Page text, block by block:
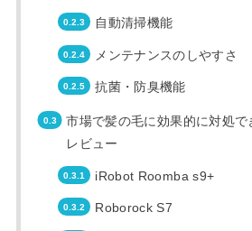
自動清掃機能
メンテナンスのしやすさ
抗菌・防臭機能
市場で髪の毛に効果的に対処
レビュー
iRobot Roomba s9+
Roborock S7